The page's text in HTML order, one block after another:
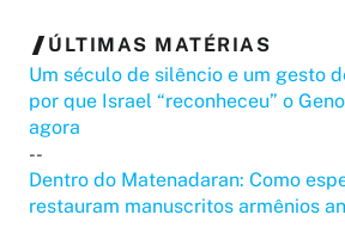
ÚLTIMAS MATÉRIAS
Um século de silêncio e um gesto
por que Israel “reconheceu” o
agora
--
Dentro do Matenadaran: Como
restauram manuscritos armênios